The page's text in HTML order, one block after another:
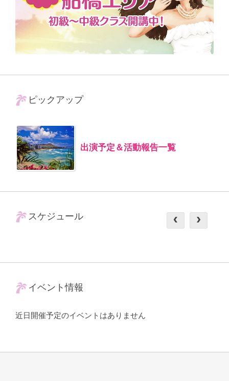
ピックアップ
出演予定＆活動報告一覧
スケジュール
イベント情報
近日開催予定のイベントはありません